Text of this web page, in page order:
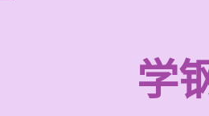
学